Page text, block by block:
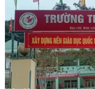
IAEA quan ngại